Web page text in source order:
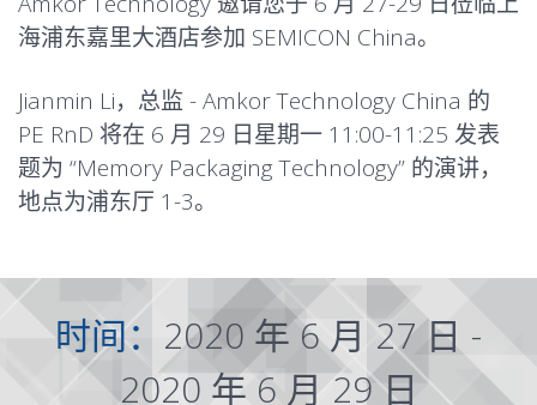
海浦东嘉里大酒店参加 SEMICON China。
Jianmin Li，总监 - Amkor Technology China 的
PE RnD 将在 6 月 29 日星期一 11:00-11:25 发表
题为 “Memory Packaging Technology” 的演讲，
地点为浦东厅 1-3。
时间： 2020 年 6 月 27 日 -
2020 年 6 月 29 日